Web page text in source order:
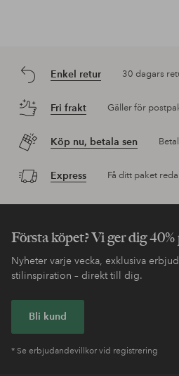
Enkel retur 30 dagars
Fri frakt Gäller för
Köp nu, betala sen
Express Få ditt paket
Första köpet? Vi ger dig 40%
Nyheter varje vecka, exklusiva
stilinspiration – direkt till dig.
Bli kund
* Se erbjudandevillkor vid registrering